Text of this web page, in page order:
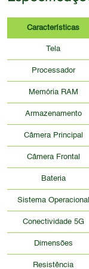
maiores e um
Características
Tela
Processador
Memória RAM
Armazenamento
Câmera Principal
Câmera Frontal
Bateria
Sistema Operacional
Conectividade 5G
Dimensões
Resistência